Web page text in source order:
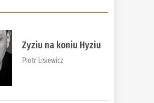
Zyziu na koniu Hyziu
Piotr Lisiewicz